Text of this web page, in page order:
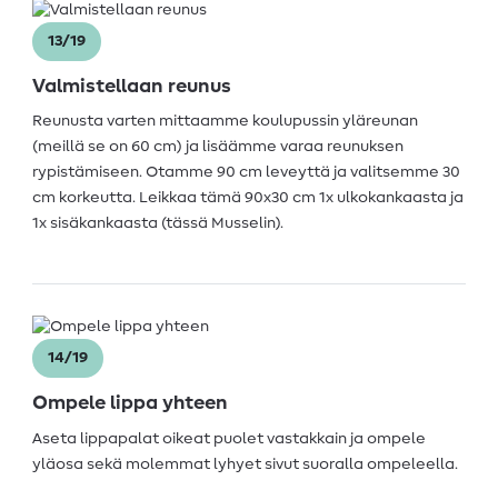
13/19
Valmistellaan reunus
Reunusta varten mittaamme koulupussin yläreunan
(meillä se on 60 cm) ja lisäämme varaa reunuksen
rypistämiseen. Otamme 90 cm leveyttä ja valitsemme 30
cm korkeutta. Leikkaa tämä 90x30 cm 1x ulkokankaasta ja
1x sisäkankaasta (tässä Musselin).
14/19
Ompele lippa yhteen
Aseta lippapalat oikeat puolet vastakkain ja ompele
yläosa sekä molemmat lyhyet sivut suoralla ompeleella.